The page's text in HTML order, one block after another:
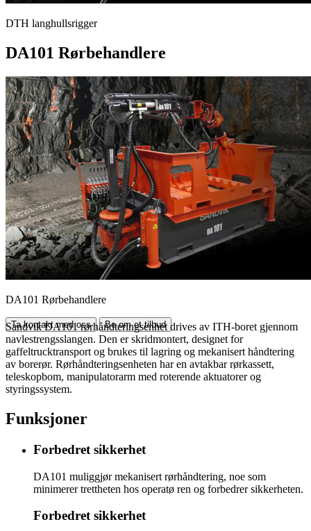
DTH langhullsrigger
DA101 Rørbehandlere
DA101 Rørbehandlere
Ta kontakt med oss Be om et tilbud
Sandvik DA101 rørhåndteringsenhet drives av ITH-boret gjennom
navlestrengsslangen. Den er skridmontert, designet for
gaffeltrucktransport og brukes til lagring og mekanisert håndtering
av borerør. Rørhåndteringsenheten har en avtakbar rørkassett,
teleskopbom, manipulatorarm med roterende aktuatorer og
styringssystem.
Funksjoner
Forbedret sikkerhet
DA101 muliggjør mekanisert rørhåndtering, noe som
minimerer trettheten hos operatø ren og forbedrer sikkerheten.
Forbedret sikkerhet